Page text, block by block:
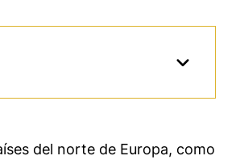
del norte de Europa, como